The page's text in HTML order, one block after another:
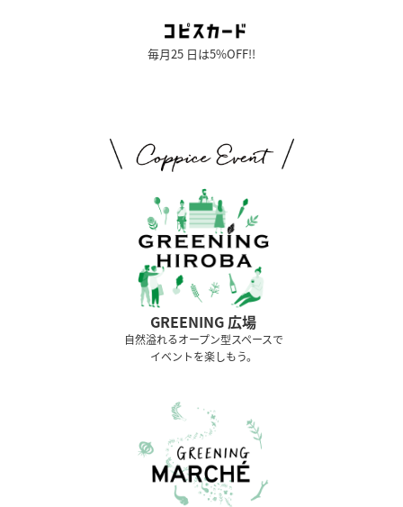
毎月25 日は5%OFF!!
GREENING 広場
⾃然溢れるオープン型スペースで
イベントを楽しもう。